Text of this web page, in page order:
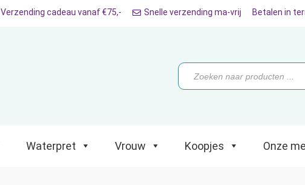
Koopjes Onze merken
Verzending cadeau vanaf €75,- Snelle verzending ma-vrij Betalen in
Producten
zoeken
Waterpret Vrouw Koopjes Onze